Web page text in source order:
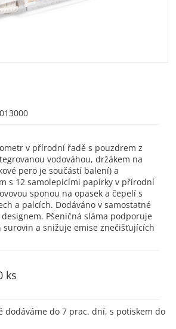
v přírodní řadě s pouzdrem z
vodováhou, držákem na
pero je součástí balení) a
s 12 samolepicími papírky v přírodní
sponou na opasek a čepelí s
a palcích. Dodáváno v samostatné
Pšeničná sláma podporuje
a snižuje emise znečišťujících
ks
dodáváme do 7 prac. dní, s potiskem do